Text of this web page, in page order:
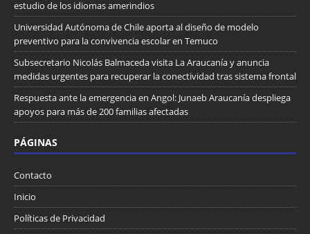
estudio de los idiomas amerindios
Universidad Autónoma de Chile aporta al diseño de modelo
preventivo para la convivencia escolar en Temuco
Subsecretario Nicolás Balmaceda visita La Araucanía y anuncia
medidas urgentes para recuperar la conectividad tras sistema frontal
Respuesta ante la emergencia en Angol: Junaeb Araucanía despliega
apoyos para más de 200 familias afectadas
PÁGINAS
Contacto
Inicio
Políticas de Privacidad